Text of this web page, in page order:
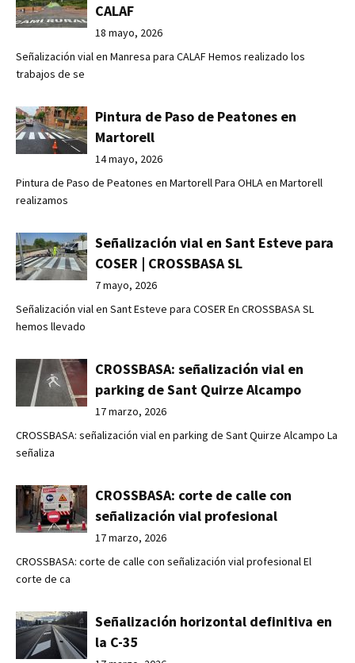
CALAF
18 mayo, 2026
Señalización vial en Manresa para CALAF Hemos realizado los
trabajos de se
Pintura de Paso de Peatones en
Martorell
14 mayo, 2026
Pintura de Paso de Peatones en Martorell Para OHLA en Martorell
realizamos
Señalización vial en Sant Esteve para
COSER | CROSSBASA SL
7 mayo, 2026
Señalización vial en Sant Esteve para COSER En CROSSBASA SL
hemos llevado
CROSSBASA: señalización vial en
parking de Sant Quirze Alcampo
17 marzo, 2026
CROSSBASA: señalización vial en parking de Sant Quirze Alcampo La
señaliza
CROSSBASA: corte de calle con
señalización vial profesional
17 marzo, 2026
CROSSBASA: corte de calle con señalización vial profesional El
corte de ca
Señalización horizontal definitiva en
la C-35